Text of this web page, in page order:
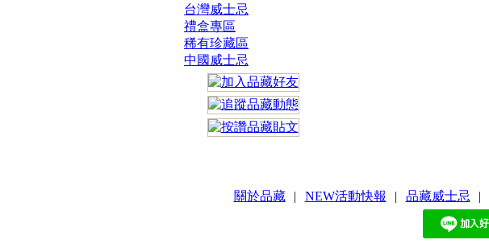
台灣威士忌
禮盒專區
稀有珍藏區
中國威士忌
關於品藏 | NEW活動快報 | 品藏威士忌 |